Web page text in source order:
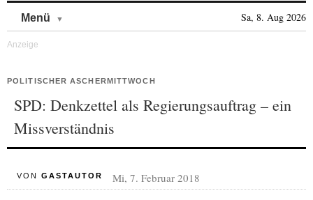
Menü Sa, 8. Aug 2026
POLITISCHER ASCHERMITTWOCH
SPD: Denkzettel als Regierungsauftrag – ein
Missverständnis
VON GASTAUTOR Mi, 7. Februar 2018